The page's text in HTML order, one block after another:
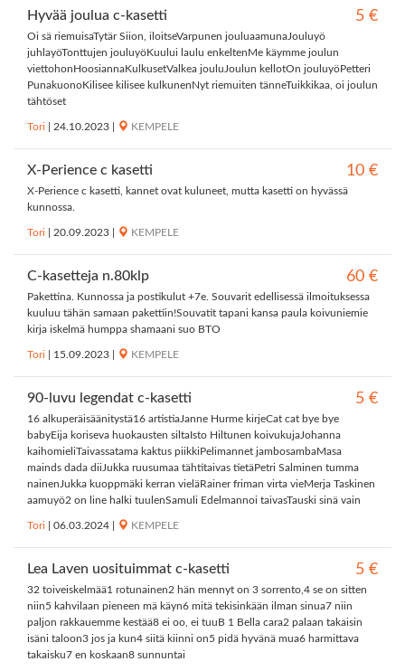
Hyvää joulua c-kasetti 5 €
Oi sä riemuisaTytär Siion, iloitseVarpunen jouluaamunaJouluyö
juhlayöTonttujen jouluyöKuului laulu enkeltenMe käymme joulun
viettohonHoosiannaKulkusetValkea jouluJoulun kellotOn jouluyöPetteri
PunakuonoKilisee kilisee kulkunenNyt riemuiten tänneTuikkikaa, oi joulun
tähtöset
Tori 24.10.2023 KEMPELE
X-Perience c kasetti 10 €
X-Perience c kasetti, kannet ovat kuluneet, mutta kasetti on hyvässä
kunnossa.
Tori 20.09.2023 KEMPELE
C-kasetteja n.80klp 60 €
Pakettina. Kunnossa ja postikulut +7e. Souvarit edellisessä ilmoituksessa
kuuluu tähän samaan pakettiin!Souvatit tapani kansa paula koivuniemie
kirja iskelmä humppa shamaani suo BTO
Tori 15.09.2023 KEMPELE
90-luvu legendat c-kasetti 5 €
16 alkuperäisäänitystä16 artistiaJanne Hurme kirjeCat cat bye bye
babyEija koriseva huokausten siltaIsto Hiltunen koivukujaJohanna
kaihomieliTaivassatama kaktus piikkiPelimannet jambosambaMasa
mainds dada diiJukka ruusumaa tähtitaivas tietäPetri Salminen tumma
nainenJukka kuoppmäki kerran vieläRainer friman virta vieMerja Taskinen
aamuyö2 on line halki tuulenSamuli Edelmannoi taivasTauski sinä vain
Tori 06.03.2024 KEMPELE
Lea Laven uosituimmat c-kasetti 5 €
32 toiveiskelmää1 rotunainen2 hän mennyt on 3 sorrento,4 se on sitten
niin5 kahvilaan pieneen mä käyn6 mitä tekisinkään ilman sinua7 niin
paljon rakkauemme kestää8 ei oo, ei tuuB 1 Bella cara2 palaan takaisin
isäni taloon3 jos ja kun4 siitä kiinni on5 pidä hyvänä mua6 harmittava
takaisku7 en koskaan8 sunnuntai